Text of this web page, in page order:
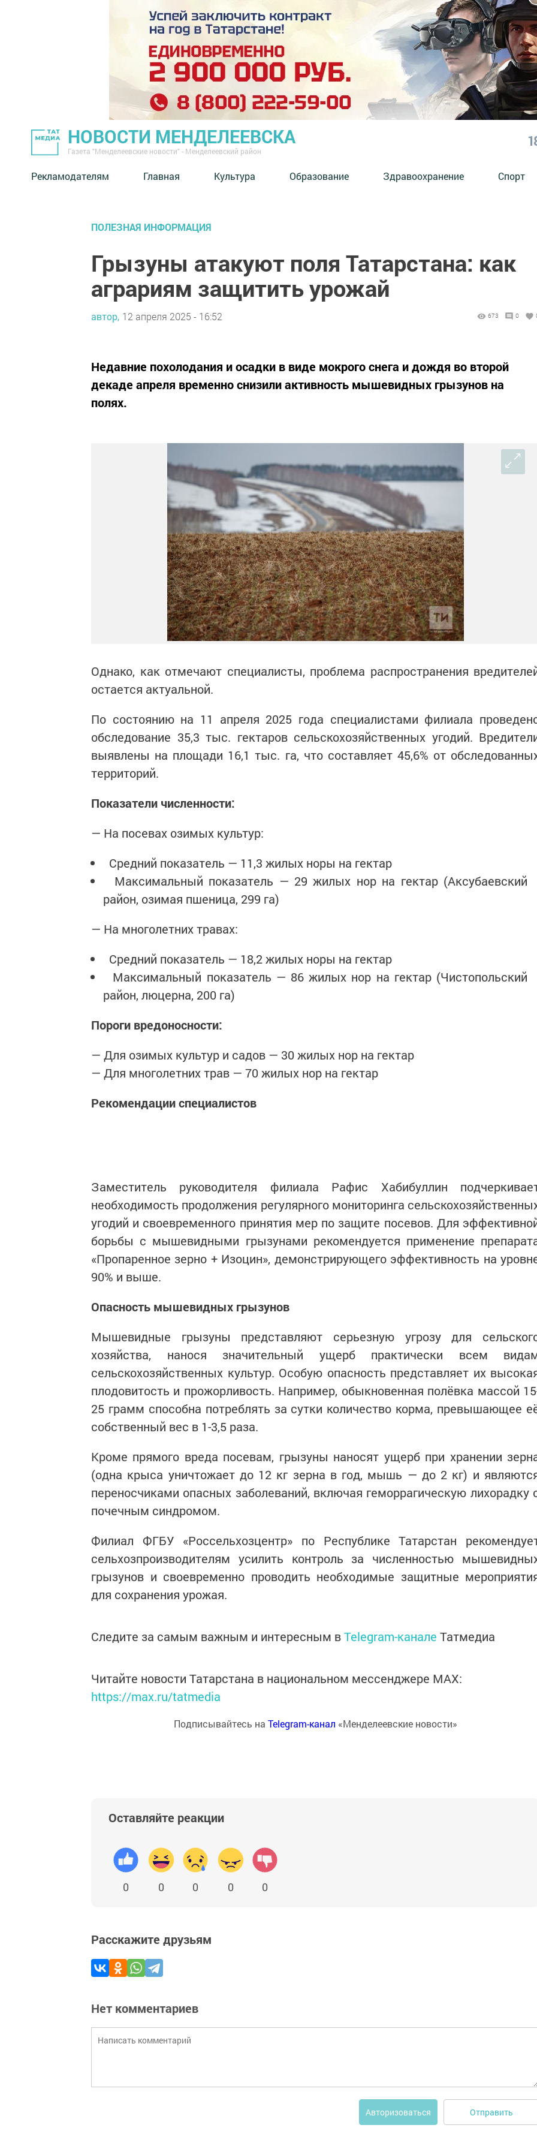
НОВОСТИ МЕНДЕЛЕЕВСКА
Газета "Менделеевские новости" - Менделеевский район
Рекламодателям Главная Культура Образование Здравоохранение Спорт
ПОЛЕЗНАЯ ИНФОРМАЦИЯ
Грызуны атакуют поля Татарстана: как
аграриям защитить урожай
автор, 12 апреля 2025 - 16:52 673 0
Недавние похолодания и осадки в виде мокрого снега и дождя во второй
декаде апреля временно снизили активность мышевидных грызунов на
полях.
Однако, как отмечают специалисты, проблема распространения
остается актуальной.
По состоянию на 11 апреля 2025 года специалистами филиала
обследование 35,3 тыс. гектаров сельскохозяйственных угодий.
выявлены на площади 16,1 тыс. га, что составляет 45,6% от
территорий.
Показатели численности:
— На посевах озимых культур:
Средний показатель — 11,3 жилых норы на гектар
Максимальный показатель — 29 жилых нор на гектар (Аксубаевский
район, озимая пшеница, 299 га)
— На многолетних травах:
Средний показатель — 18,2 жилых норы на гектар
Максимальный показатель — 86 жилых нор на гектар (Чистопольский
район, люцерна, 200 га)
Пороги вредоносности:
— Для озимых культур и садов — 30 жилых нор на гектар
— Для многолетних трав — 70 жилых нор на гектар
Рекомендации специалистов
Заместитель руководителя филиала Рафис Хабибуллин
необходимость продолжения регулярного мониторинга
угодий и своевременного принятия мер по защите посевов. Для
борьбы с мышевидными грызунами рекомендуется применение
«Пропаренное зерно + Изоцин», демонстрирующего эффективность на
90% и выше.
Опасность мышевидных грызунов
Мышевидные грызуны представляют серьезную угрозу для
хозяйства, нанося значительный ущерб практически всем
сельскохозяйственных культур. Особую опасность представляет их
плодовитость и прожорливость. Например, обыкновенная полёвка массой
25 грамм способна потреблять за сутки количество корма, превышающее
собственный вес в 1-3,5 раза.
Кроме прямого вреда посевам, грызуны наносят ущерб при хранении
(одна крыса уничтожает до 12 кг зерна в год, мышь — до 2 кг) и
переносчиками опасных заболеваний, включая геморрагическую лихорадку
почечным синдромом.
Филиал ФГБУ «Россельхозцентр» по Республике Татарстан
сельхозпроизводителям усилить контроль за численностью
грызунов и своевременно проводить необходимые защитные
для сохранения урожая.
Следите за самым важным и интересным вTelegram-канале Татмедиа
Читайте новости Татарстана в национальном мессенджере MАХ:
https://max.ru/tatmedia
Подписывайтесь на Telegram-канал «Менделеевские новости»
Оставляйте реакции
0 0 0 0 0
Расскажите друзьям
Нет комментариев
Авторизоваться Отправить